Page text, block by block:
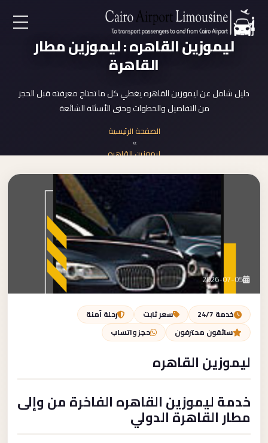
EN
AR
خدمات المطار
نحن
بنا
احجز الآن
ليموزين القاهره : ليموزين مطار
القاهرة
دليل شامل عن ليموزين القاهره يغطي كل ما تحتاج معرفته قبل الحجز
من التفاصيل والخطوات وحتى الأسئلة الشائعة
الصفحة الرئيسية
ليموزين القاهره
2026-07-05
خدمة 24/7 سعر ثابت
رحلة آمنة
سائقون محترفون
حجز واتساب
ليموزين القاهره
خدمة ليموزين القاهره الفاخرة من وإلى
مطار القاهرة الدولي